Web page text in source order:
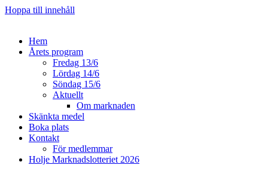
Hoppa till innehåll
Hem
Årets program
Fredag 13/6
Lördag 14/6
Söndag 15/6
Aktuellt
Om marknaden
Skänkta medel
Boka plats
Kontakt
För medlemmar
Holje Marknadslotteriet 2026